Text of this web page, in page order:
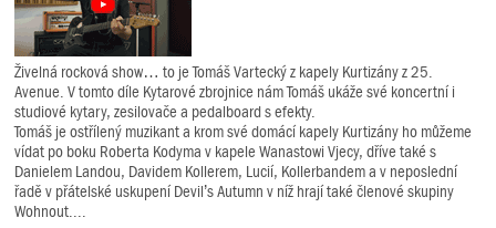
Živelná rocková show… to je Tomáš Vartecký z kapely Kurtizány z 25.
Avenue. V tomto díle Kytarové zbrojnice nám Tomáš ukáže své koncertní i
studiové kytary, zesilovače a pedalboard s efekty.
Tomáš je ostřílený muzikant a krom své domácí kapely Kurtizány ho můžeme
vídat po boku Roberta Kodyma v kapele Wanastowi Vjecy, dříve také s
Danielem Landou, Davidem Kollerem, Lucií, Kollerbandem a v neposlední
řadě v přátelské uskupení Devil’s Autumn v níž hrají také členové skupiny
Wohnout....